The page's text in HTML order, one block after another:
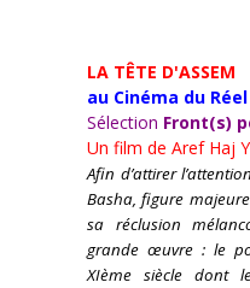
LA TÊTE D'ASSEM
au Cinéma du Réel
Sélection Front(s)
Un film de Aref Haj
Afin d’attirer
Basha, figure
sa réclusion
grande œuvre : le
XIème siècle dont